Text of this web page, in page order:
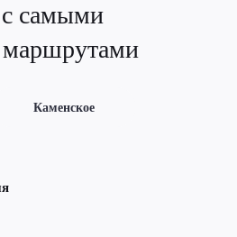
с самыми
Каменское